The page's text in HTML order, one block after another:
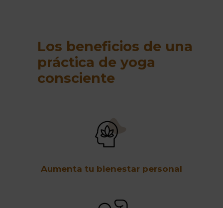
Los beneficios de una
práctica de yoga
consciente
Aumenta tu bienestar personal